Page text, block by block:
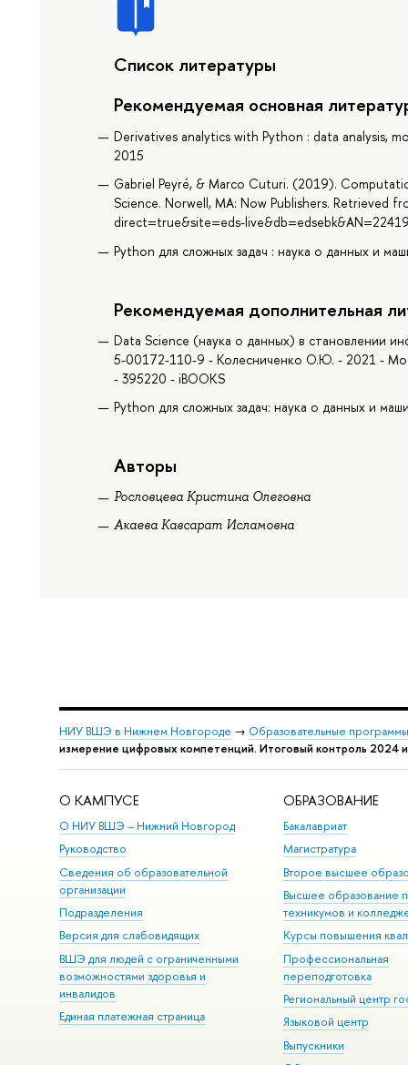
Список литературы
Рекомендуемая основная
Derivatives analytics with Python : data analysis,
2015
Gabriel Peyré, & Marco Cuturi. (2019).
Science. Norwell, MA: Now Publishers. Retrieved
direct=true&site=eds-
Python для сложных задач : наука о данных и
Рекомендуемая дополнительная
Data Science (наука о данных) в становлении
5-00172-110-9 - Колесниченко О.Ю. - 2021 -
- 395220 - iBOOKS
Python для сложных задач: наука о данных и
Авторы
Рословцева Кристина Олеговна
Акаева Кавсарат Исламовна
НИУ ВШЭ в Нижнем Новгороде → Образовательные программы
измерение цифровых компетенций. Итоговый контроль 2024
О КАМПУСЕ
О НИУ ВШЭ – Нижний Новгород
Руководство
Сведения об образовательной
организации
Подразделения
Версия для слабовидящих
ВШЭ для людей с ограниченными
возможностями здоровья и
инвалидов
Единая платежная страница
ОБРАЗОВАНИЕ
Бакалавриат
Магистратура
Второе высшее
Высшее образование
техникумов и
Курсы повышения
Профессиональная
переподготовка
Региональный центр
Языковой центр
Выпускники